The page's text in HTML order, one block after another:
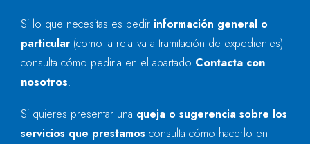
Si lo que necesitas es pedir información general o
particular (como la relativa a tramitación de expedientes)
consulta cómo pedirla en el apartado Contacta con
nosotros.
Si quieres presentar una queja o sugerencia sobre los
servicios que prestamos consulta cómo hacerlo en